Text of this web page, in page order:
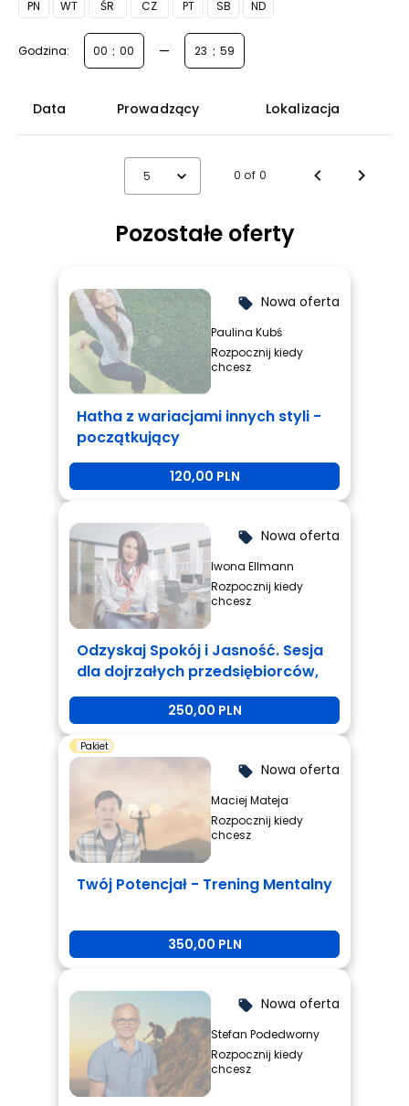
PN WT ŚR CZ PT SB ND
Godzina: : — :
Data Prowadzący Lokalizacja
5 0 of 0
Pozostałe oferty
local_offer Nowa oferta
Paulina Kubś
Rozpocznij kiedy
chcesz
Hatha z wariacjami innych styli -
początkujący
120,00 PLN
local_offer Nowa oferta
Iwona Ellmann
Rozpocznij kiedy
chcesz
Odzyskaj Spokój i Jasność. Sesja
dla dojrzałych przedsiębiorców,
którzy są zmęczeni i potrzebują
250,00 PLN
Pakiet
local_offer Nowa oferta
Maciej Mateja
Rozpocznij kiedy
chcesz
Twój Potencjał - Trening Mentalny
350,00 PLN
local_offer Nowa oferta
Stefan Podedworny
Rozpocznij kiedy
chcesz